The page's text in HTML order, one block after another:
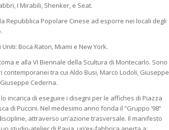
I Mirabili, Shenker, e Seat.
Repubblica Popolare Cinese ad esporre nei locali degli
Boca Raton, Miami e New York.
e alla VI Biennale della Scultura di Montecarlo. Sono
tra cui Aldo Busi, Marco Lodoli, Giuseppe
Cederna.
lo incarica di eseguire i disegni per le affiches di Piazza
di Puccini. Nel medesimo anno fonda il “Gruppo ’98”
attraverso un’azione trasversale. Il manifesto